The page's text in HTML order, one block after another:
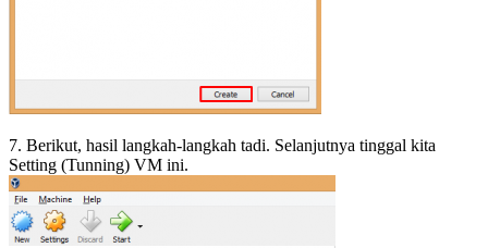
7. Berikut, hasil langkah-langkah tadi. Selanjutnya tinggal kita
Setting (Tunning) VM ini.